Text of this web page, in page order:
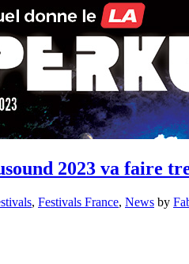
2023 va faire
, Festivals France, News by